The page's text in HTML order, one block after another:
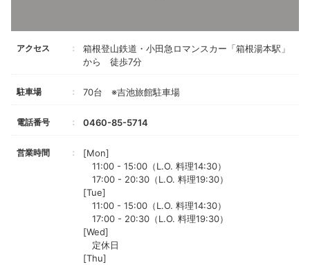
アクセス
箱根登山鉄道・小田急ロマンスカー「箱根湯本駅」
から 徒歩7分
駐車場 70台 ※吉池旅館駐車場
電話番号 0460-85-5714
営業時間
[Mon]
11:00 - 15:00（L.O. 料理14:30）
17:00 - 20:30（L.O. 料理19:30）
[Tue]
11:00 - 15:00（L.O. 料理14:30）
17:00 - 20:30（L.O. 料理19:30）
[Wed]
定休日
[Thu]